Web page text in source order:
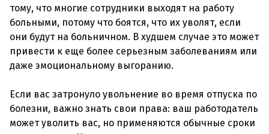
тому, что многие сотрудники выходят на работу
больными, потому что боятся, что их уволят, если
они будут на больничном. В худшем случае это может
привести к еще более серьезным заболеваниям или
даже эмоциональному выгоранию.
Если вас затронуло увольнение во время отпуска по
болезни, важно знать свои права: ваш работодатель
может уволить вас, но применяются обычные сроки